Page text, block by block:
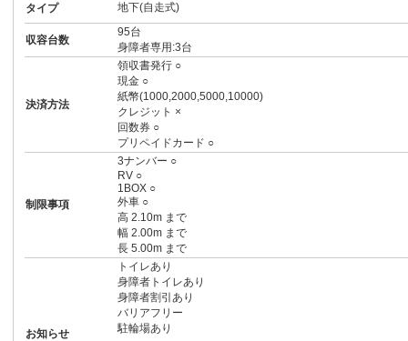
タイプ
地下(自走式)
収容台数
95台
身障者専用:3台
決済方法
領収書発行 ○
現金 ○
紙幣(1000,2000,5000,10000)
クレジット ×
回数券 ○
プリペイドカード ○
制限事項
3ナンバー ○
RV ○
1BOX ○
外車 ○
高 2.10m まで
幅 2.00m まで
長 5.00m まで
お知らせ
トイレあり
身障者トイレあり
身障者割引あり
バリアフリー
駐輪場あり